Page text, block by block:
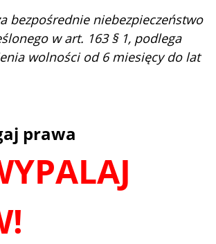
bezpośrednie niebezpieczeństwo
w art. 163 § 1, podlega
wolności od 6 miesięcy do lat
prawa